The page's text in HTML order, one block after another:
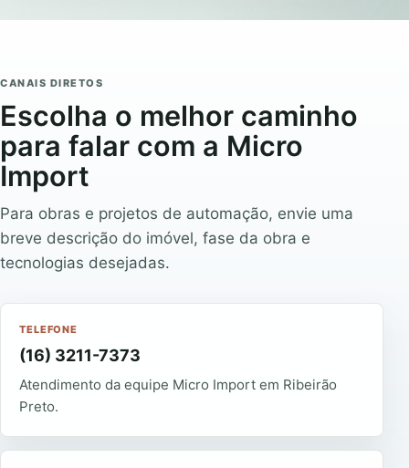
CANAIS DIRETOS
Escolha o melhor caminho
para falar com a Micro
Import
Para obras e projetos de automação, envie uma
breve descrição do imóvel, fase da obra e
tecnologias desejadas.
TELEFONE
(16) 3211-7373
Atendimento da equipe Micro Import em Ribeirão
Preto.